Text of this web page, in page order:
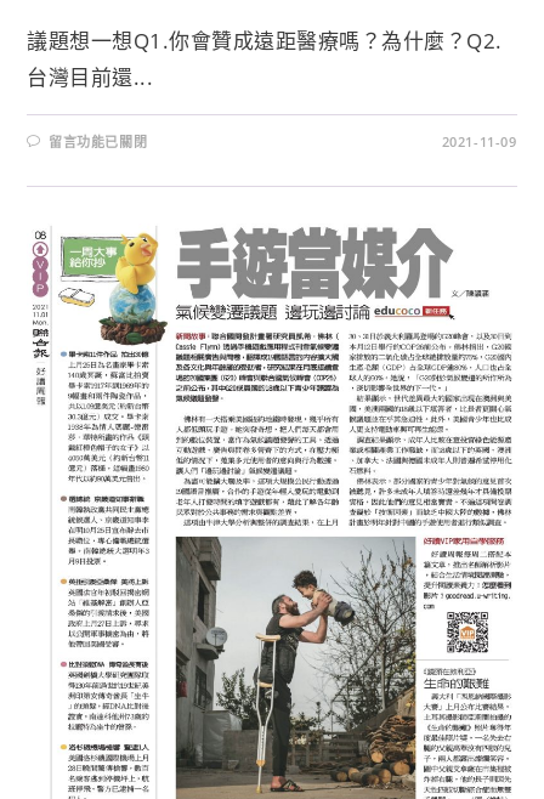
議題想一想Q1.你會贊成遠距醫療嗎？為什麼？Q2.
台灣目前還...
留言功能已關閉 2021-11-09